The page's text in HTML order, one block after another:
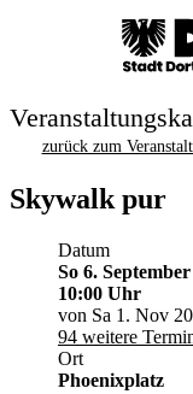
zurück zum
Skywalk pur
Datum
So 6.
10:00 Uhr
von Sa 1. Nov
94 weitere
Ort
Phoenixplatz